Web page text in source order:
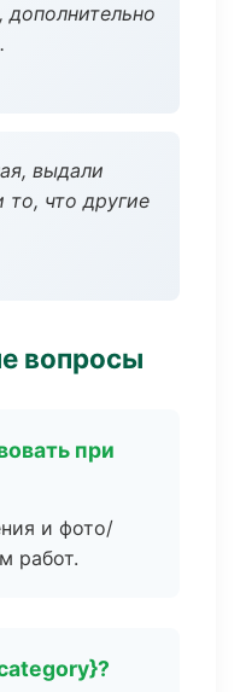
дополнительно
выдали
то, что другие
вопросы
при
и фото/
работ.